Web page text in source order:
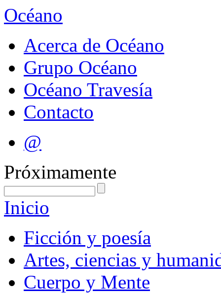
Océano
Acerca de Océano
Grupo Océano
Océano Travesía
Contacto
@
Próximamente
Inicio
Ficción y poesía
Artes, ciencias y
Cuerpo y Mente